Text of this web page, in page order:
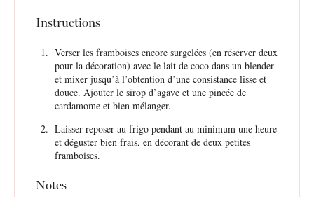
Instructions
Verser les framboises encore surgelées (en réserver deux
pour la décoration) avec le lait de coco dans un blender
et mixer jusqu’à l’obtention d’une consistance lisse et
douce. Ajouter le sirop d’agave et une pincée de
cardamome et bien mélanger.
Laisser reposer au frigo pendant au minimum une heure
et déguster bien frais, en décorant de deux petites
framboises.
Notes